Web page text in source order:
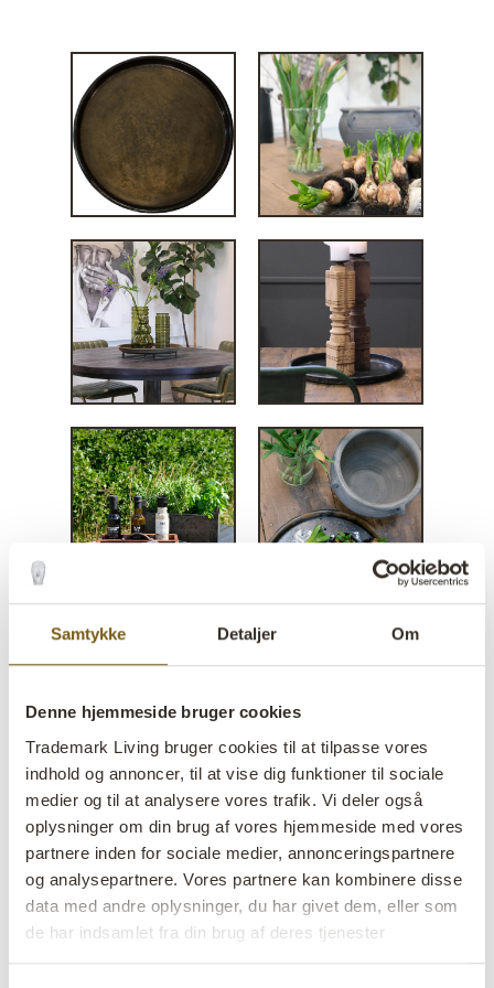
Samtykke Detaljer Om
Denne hjemmeside bruger cookies
Trademark Living bruger cookies til at tilpasse vores
indhold og annoncer, til at vise dig funktioner til sociale
medier og til at analysere vores trafik. Vi deler også
oplysninger om din brug af vores hjemmeside med vores
partnere inden for sociale medier, annonceringspartnere
og analysepartnere. Vores partnere kan kombinere disse
data med andre oplysninger, du har givet dem, eller som
de har indsamlet fra din brug af deres tjenester
Alba enkel og mørk stor
bakke
lens På lager